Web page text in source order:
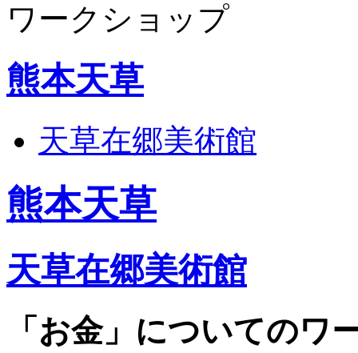
ワークショップ
熊本天草
天草在郷美術館
熊本天草
天草在郷美術館
「お金」についてのワ